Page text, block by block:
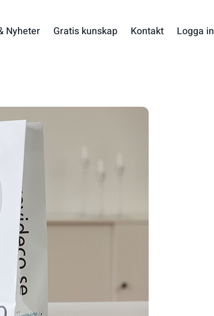
Nyheter Gratis kunskap Kontakt Logga in